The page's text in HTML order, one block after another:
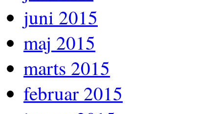
juni 2015
maj 2015
marts 2015
februar 2015